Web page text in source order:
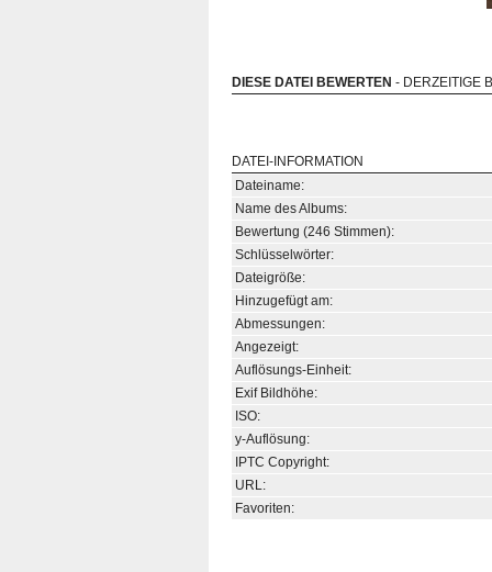
DIESE DATEI BEWERTEN - DERZEITIGE
DATEI-INFORMATION
Dateiname:
Name des Albums:
Bewertung (246 Stimmen):
Schlüsselwörter:
Dateigröße:
Hinzugefügt am:
Abmessungen:
Angezeigt:
Auflösungs-Einheit:
Exif Bildhöhe:
ISO:
y-Auflösung:
IPTC Copyright:
URL:
Favoriten: